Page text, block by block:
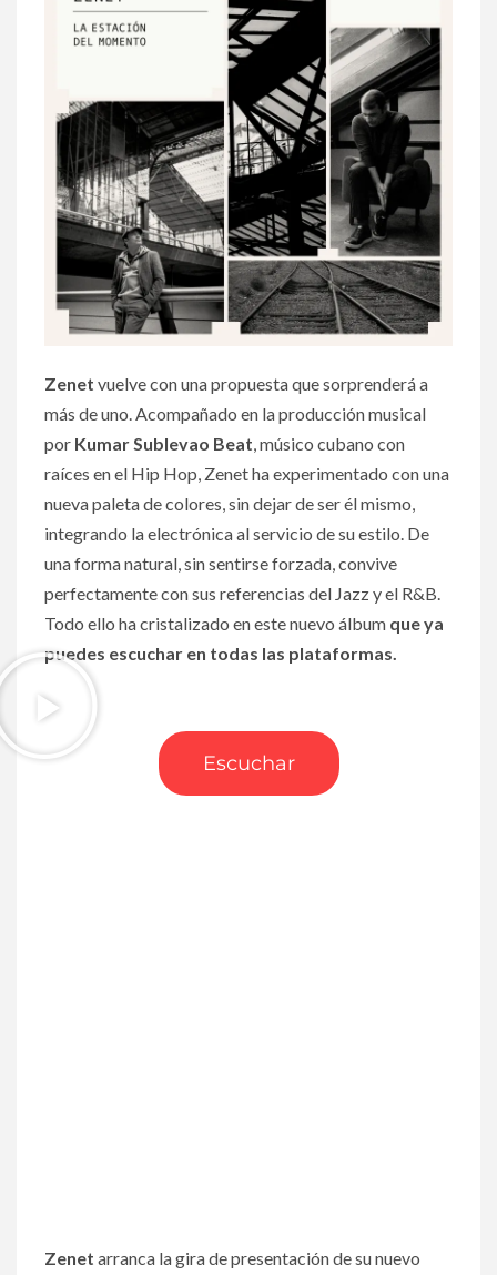
Zenet vuelve con una propuesta que sorprenderá a
más de uno. Acompañado en la producción musical
por Kumar Sublevao Beat, músico cubano con
raíces en el Hip Hop, Zenet ha experimentado con una
nueva paleta de colores, sin dejar de ser él mismo,
integrando la electrónica al servicio de su estilo. De
una forma natural, sin sentirse forzada, convive
perfectamente con sus referencias del Jazz y el R&B.
Todo ello ha cristalizado en este nuevo álbum que ya
puedes escuchar en todas las plataformas.
Escuchar
Zenet arranca la gira de presentación de su nuevo